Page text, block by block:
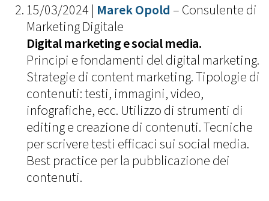
15/03/2024 | Marek Opold– Consulente di
Marketing Digitale
Digital marketing e social media.
Principi e fondamenti del digital marketing.
Strategie di content marketing. Tipologie di
contenuti: testi, immagini, video,
infografiche, ecc. Utilizzo di strumenti di
editing e creazione di contenuti. Tecniche
per scrivere testi efficaci sui social media.
Best practice per la pubblicazione dei
contenuti.